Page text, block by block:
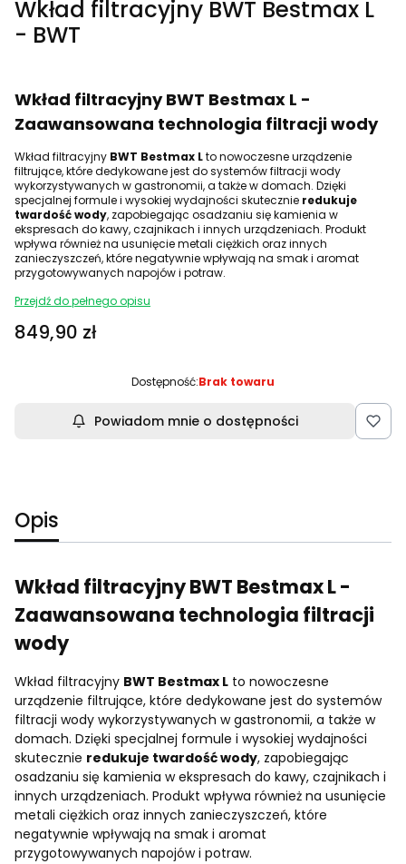
Wkład filtracyjny BWT Bestmax L
- BWT
Wkład filtracyjny BWT Bestmax L -
Zaawansowana technologia filtracji wody
Wkład filtracyjny BWT Bestmax Lto nowoczesne urządzenie
filtrujące, które dedykowane jest do systemów filtracji wody
wykorzystywanych w gastronomii, a także w domach. Dzięki
specjalnej formule i wysokiej wydajności skutecznie redukuje
twardość wody, zapobiegając osadzaniu się kamienia w
ekspresach do kawy, czajnikach i innych urządzeniach. Produkt
wpływa również na usunięcie metali ciężkich oraz innych
zanieczyszczeń, które negatywnie wpływają na smak i aromat
przygotowywanych napojów i potraw.
Przejdź do pełnego opisu
Cena
849,90 zł
Dostępność:Brak towaru
Powiadom mnie o dostępności
Opis
Wkład filtracyjny BWT Bestmax L -
Zaawansowana technologia filtracji
wody
Wkład filtracyjny BWT Bestmax L to nowoczesne
urządzenie filtrujące, które dedykowane jest do systemów
filtracji wody wykorzystywanych w gastronomii, a także w
domach. Dzięki specjalnej formule i wysokiej wydajności
skutecznie redukuje twardość wody, zapobiegając
osadzaniu się kamienia w ekspresach do kawy, czajnikach i
innych urządzeniach. Produkt wpływa również na usunięcie
metali ciężkich oraz innych zanieczyszczeń, które
negatywnie wpływają na smak i aromat
przygotowywanych napojów i potraw.